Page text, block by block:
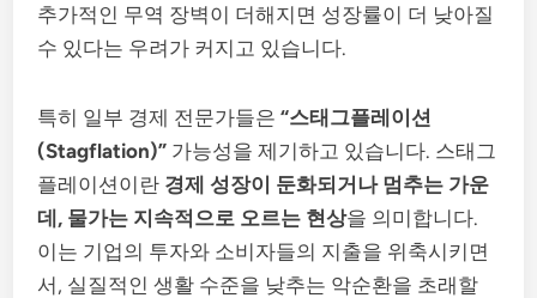
추가적인 무역 장벽이 더해지면 성장률이 더 낮아질
수 있다는 우려가 커지고 있습니다.
특히 일부 경제 전문가들은“스태그플레이션
(Stagflation)” 가능성을 제기하고 있습니다. 스태그
플레이션이란 경제 성장이 둔화되거나 멈추는 가운
데, 물가는 지속적으로 오르는 현상을 의미합니다.
이는 기업의 투자와 소비자들의 지출을 위축시키면
서, 실질적인 생활 수준을 낮추는 악순환을 초래할